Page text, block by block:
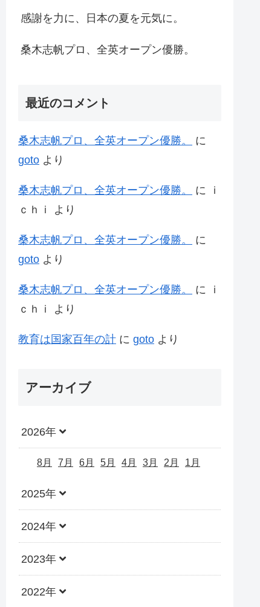
感謝を力に、日本の夏を元気に。
桑木志帆プロ、全英オープン優勝。
最近のコメント
桑木志帆プロ、全英オープン優勝。
に
goto より
桑木志帆プロ、全英オープン優勝。 に
ｉ
ｃｈｉ
より
桑木志帆プロ、全英オープン優勝。
に
goto より
桑木志帆プロ、全英オープン優勝。 に
ｉ
ｃｈｉ
より
教育は国家百年の計 に goto より
アーカイブ
2026年
8月 7月 6月 5月 4月 3月 2月 1月
2025年
2024年
2023年
2022年